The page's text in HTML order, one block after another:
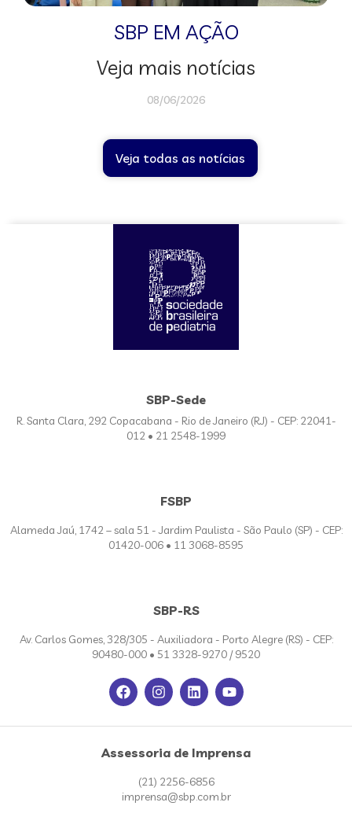
SBP EM AÇÃO
Veja mais notícias
08/06/2026
Veja todas as notícias
SBP-Sede
R. Santa Clara, 292 Copacabana - Rio de Janeiro (RJ) - CEP: 22041-
012 • 21 2548-1999
FSBP
Alameda Jaú, 1742 – sala 51 - Jardim Paulista - São Paulo (SP) - CEP:
01420-006 • 11 3068-8595
SBP-RS
Av. Carlos Gomes, 328/305 - Auxiliadora - Porto Alegre (RS) - CEP:
90480-000 • 51 3328-9270 / 9520
Assessoria de Imprensa
(21) 2256-6856
imprensa@sbp.com.br